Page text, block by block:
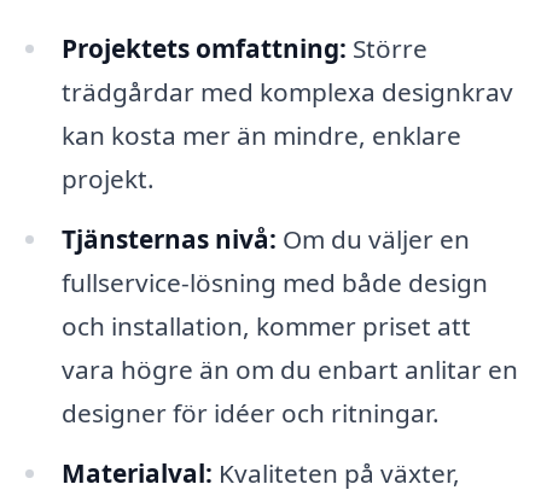
Projektets omfattning: Större
trädgårdar med komplexa designkrav
kan kosta mer än mindre, enklare
projekt.
Tjänsternas nivå: Om du väljer en
fullservice-lösning med både design
och installation, kommer priset att
vara högre än om du enbart anlitar en
designer för idéer och ritningar.
Materialval: Kvaliteten på växter,